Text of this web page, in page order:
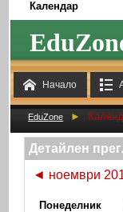
 Начало 
Календар
EduZone ►
Детайлен
◄ ноември
Понеделник